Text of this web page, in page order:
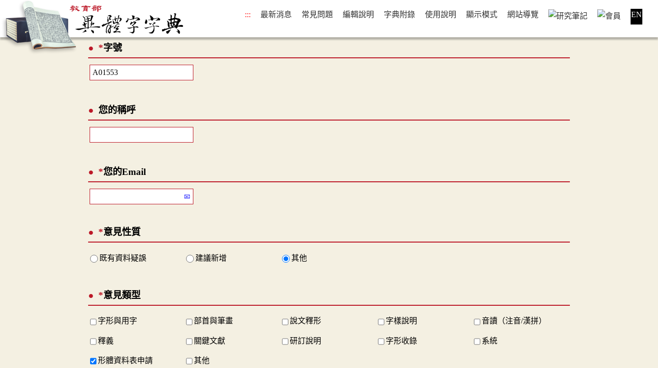
::: 最新消息 常見問題 編輯說明 字典附錄 使用說明 顯示模式 網站導覽 EN
*字號
您的稱呼
*您的Email
*意見性質
既有資料疑誤 建議新增 其他
*意見類型
字形與用字 部首與筆畫 說文釋形 字樣說明 音讀（注音/漢拼）
釋義 關鍵文獻 研訂說明 字形收錄 系統
形體資料表申請 其他